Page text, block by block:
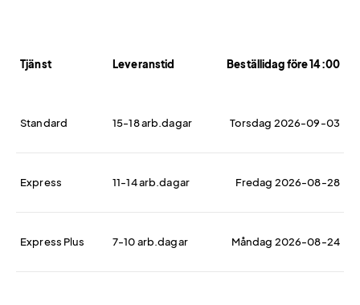
Tjänst Leveranstid Beställidag före 14:00
Standard 15-18 arb.dagar Torsdag 2026-09-03
Express 11-14 arb.dagar Fredag 2026-08-28
Express Plus 7-10 arb.dagar Måndag 2026-08-24